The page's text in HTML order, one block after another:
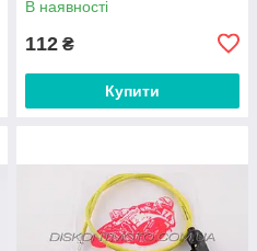
В наявності
112 ₴
Купити